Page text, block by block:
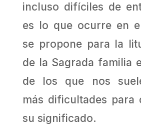
incluso difíciles de
es lo que ocurre en
se propone para la
de la Sagrada familia
de los que nos
más dificultades para
su significado.